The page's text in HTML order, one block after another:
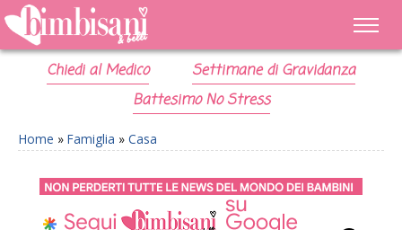
Chiedi al Medico
Settimane di Gravidanza
Battesimo No Stress
Home » Famiglia » Casa